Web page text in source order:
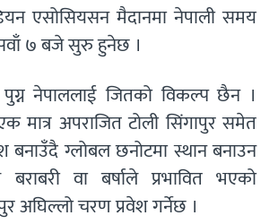
एसोसियसन मैदानमा नेपाली समय
७ बजे सुरु हुनेछ ।
नेपाललाई जितको विकल्प छैन ।
एक मात्र अपराजित टोली सिंगापुर समेत
बनाउँदै ग्लोबल छनोटमा स्थान बनाउन
वा बर्षाले प्रभावित भएको
अघिल्लो चरण प्रवेश गर्नेछ ।